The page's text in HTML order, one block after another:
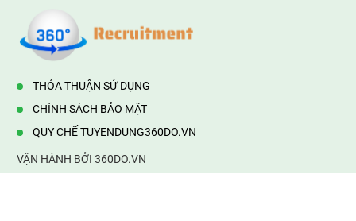
THỎA THUẬN SỬ DỤNG
CHÍNH SÁCH BẢO MẬT
QUY CHẾ TUYENDUNG360DO.VN
VẬN HÀNH BỞI 360DO.VN